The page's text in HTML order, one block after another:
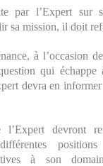
par l’Expert sur
sa mission, il doit
à l’occasion
qui
devra en
l’Expert devront
à son